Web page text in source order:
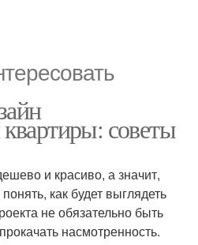
советы
и красиво, а значит,
как будет выглядеть
не обязательно быть
насмотренность.